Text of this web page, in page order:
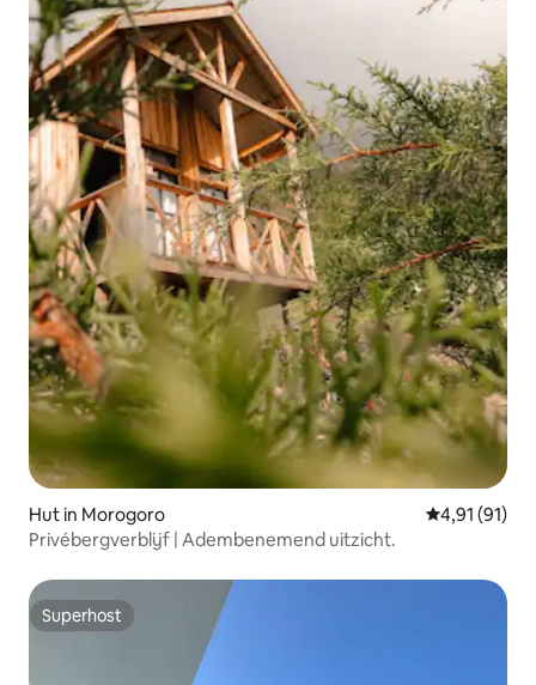
Hut in Morogoro Gemiddelde
4,91 (91)
Privébergverblijf | Adembenemend uitzicht.
Superhost
Superhost